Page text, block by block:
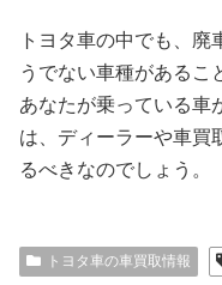
トヨタ車の中でも、
うでない車種があるこ
あなたが乗っている車
は、ディーラーや車買
るべきなのでしょう。
トヨタ車の車買取情報